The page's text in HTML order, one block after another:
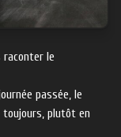
raconter le
passée, le
toujours, plutôt en